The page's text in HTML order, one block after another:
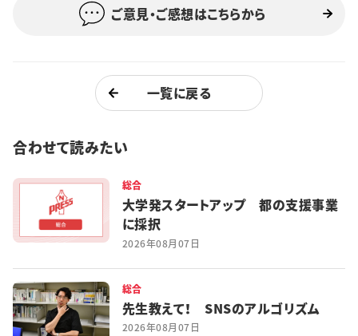
学生記者募集 お問い合わせ
ご意見・ご感想はこちらから
一覧に戻る
合わせて読みたい
総合
大学発スタートアップ 都の支援事業
に採択
2026年08月07日
総合
先生教えて！ SNSのアルゴリズム
2026年08月07日